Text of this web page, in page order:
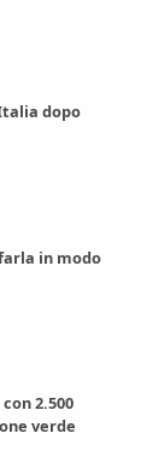
dopo
in modo
2.500
verde